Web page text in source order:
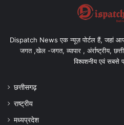
Dispatch News एक न्यूज़ पोर्टल हैं, जहां
जगत ,खेल -जगत, व्यापार , अंर्राष्ट्रीय,
विश्वशनीय एवं सबसे
छत्तीसगढ़
राष्ट्रीय
मध्यप्रदेश